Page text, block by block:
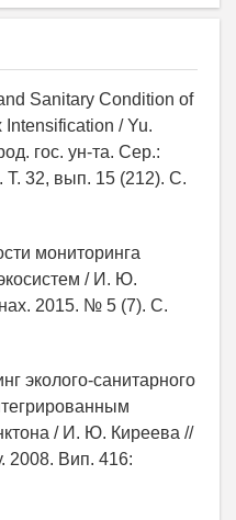
Sanitary Condition of
/ Yu.
гос. ун-та. Сер.:
Т. 32, вып. 15 (212). С.
мониторинга
/ И. Ю.
2015. № 5 (7). С.
эколого-санитарного
/ И. Ю. Киреева //
2008. Вип. 416: